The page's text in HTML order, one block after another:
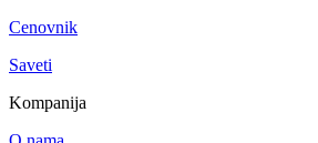
Cenovnik
Saveti
Kompanija